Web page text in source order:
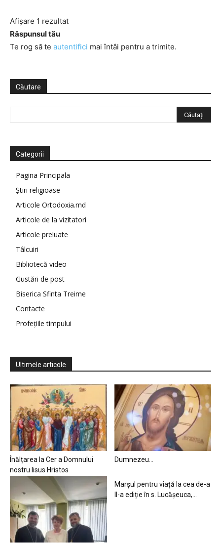
Afișare 1 rezultat
Răspunsul tău
Te rog să te autentifici mai întâi pentru a trimite.
Căutare
Categorii
Pagina Principala
Știri religioase
Articole Ortodoxia.md
Articole de la vizitatori
Articole preluate
Tâlcuiri
Bibliotecă video
Gustări de post
Biserica Sfinta Treime
Contacte
Profețiile timpului
Ultimele articole
Înălțarea la Cer a Domnului
nostru Iisus Hristos
Dumnezeu…
Marșul pentru viață la cea de-a
II-a ediție în s. Lucășeuca,...